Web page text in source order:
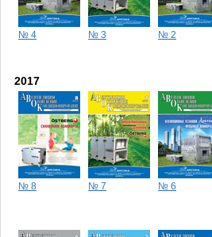
№ 4 № 3 № 2
2017
№ 8 № 7 № 6